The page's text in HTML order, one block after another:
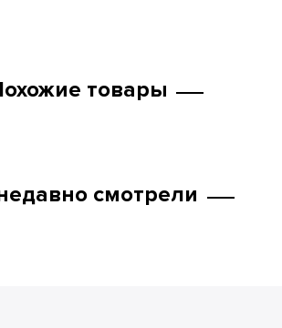
товары
смотрели